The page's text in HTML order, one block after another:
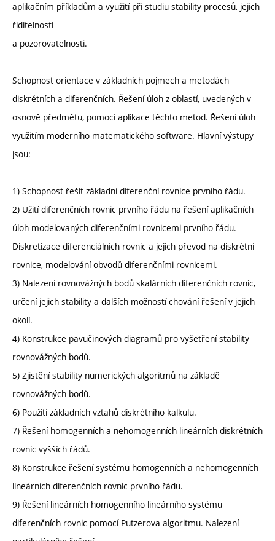
aplikačním příkladům a využití při studiu stability procesů, jejich
řiditelnosti
a pozorovatelnosti.
Schopnost orientace v základních pojmech a metodách
diskrétních a diferenčních. Řešení úloh z oblastí, uvedených v
osnově předmětu, pomocí aplikace těchto metod. Řešení úloh
využitím moderního matematického software. Hlavní výstupy
jsou:
1) Schopnost řešit základní diferenční rovnice prvního řádu.
2) Užití diferenčních rovnic prvního řádu na řešení aplikačních
úloh modelovaných diferenčními rovnicemi prvního řádu.
Diskretizace diferenciálních rovnic a jejich převod na diskrétní
rovnice, modelování obvodů diferenčními rovnicemi.
3) Nalezení rovnovážných bodů skalárních diferenčních rovnic,
určení jejich stability a dalších možností chování řešení v jejich
okolí.
4) Konstrukce pavučinových diagramů pro vyšetření stability
rovnovážných bodů.
5) Zjistění stability numerických algoritmů na základě
rovnovážných bodů.
6) Použití základních vztahů diskrétního kalkulu.
7) Řešení homogenních a nehomogenních lineárních diskrétních
rovnic vyšších řádů.
8) Konstrukce řešení systému homogenních a nehomogenních
lineárních diferenčních rovnic prvního řádu.
9) Řešení lineárních homogenního lineárního systému
diferenčních rovnic pomocí Putzerova algoritmu. Nalezení